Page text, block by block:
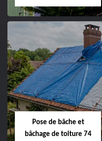
Pose de bâche et
bâchage de toiture 74